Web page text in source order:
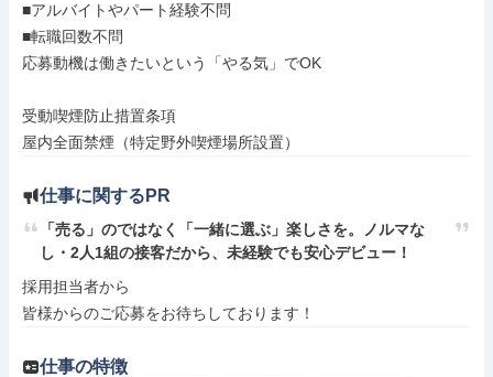
■アルバイトやパート経験不問
■転職回数不問
応募動機は働きたいという「やる気」でOK
受動喫煙防止措置条項
屋内全面禁煙（特定野外喫煙場所設置）
仕事に関するPR
「売る」のではなく「一緒に選ぶ」楽しさを。ノルマな
し・2人1組の接客だから、未経験でも安心デビュー！
採用担当者から
皆様からのご応募をお待ちしております！
仕事の特徴